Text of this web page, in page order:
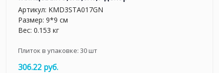
Артикул: KMD3STA017GN
Размер: 9*9 см
Вес: 0.153 кг
Плиток в упаковке: 30шт
306.22 руб.